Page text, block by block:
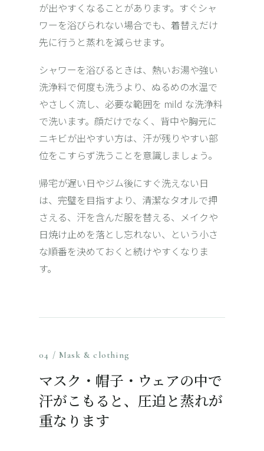
が出やすくなることがあります。すぐシャ
ワーを浴びられない場合でも、着替えだけ
先に行うと蒸れを減らせます。
シャワーを浴びるときは、熱いお湯や強い
洗浄料で何度も洗うより、ぬるめの水温で
やさしく流し、必要な範囲を mild な洗浄料
で洗います。顔だけでなく、背中や胸元に
ニキビが出やすい方は、汗が残りやすい部
位をこすらず洗うことを意識しましょう。
帰宅が遅い日やジム後にすぐ洗えない日
は、完璧を目指すより、清潔なタオルで押
さえる、汗を含んだ服を替える、メイクや
日焼け止めを落とし忘れない、という小さ
な順番を決めておくと続けやすくなりま
す。
04 / Mask & clothing
マスク・帽子・ウェアの中で
汗がこもると、圧迫と蒸れが
重なります